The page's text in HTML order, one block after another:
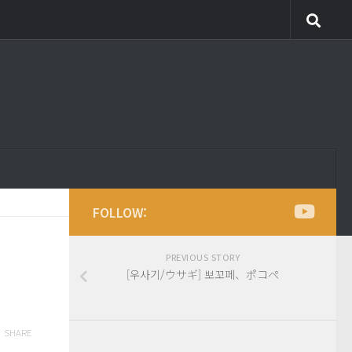
SHARE
FOLLOW:
PREVIOUS STORY
[우사기/ウサギ] 뽀꼬페、ポコペ